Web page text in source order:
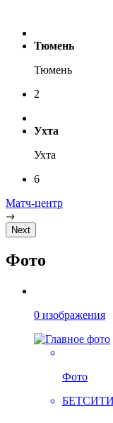
Тюмень
Тюмень
2
Ухта
Ухта
6
Матч-центр
Next
Фото
0 изображения
Фото
БЕТСИТИ